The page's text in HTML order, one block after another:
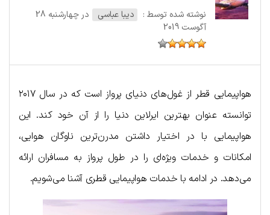
نوشته شده توسط : دیبا عباسی
در چهارشنبه 28
آگوست 2019
هواپیمایی قطر از غول‌های دنیای پرواز است که در سال ۲۰۱۷
توانسته عنوان بهترین ایرلاین دنیا را از آن خود کند. این
هواپیمایی با در اختیار داشتن مدرن‌ترین ناوگان هوایی،
امکانات و خدمات ویژه‌ای را در طول پرواز به مسافران ارائه
می‌دهد. در ادامه با خدمات هواپیمایی قطری آشنا می‌شویم.